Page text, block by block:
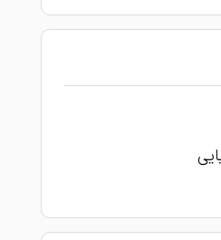
جلوییم دچار شکستگی
عمومی و حتی متخصص
دوام داشت، ولی ایشون
حتی تا یکسال گارانتی
رفتار حرفه ای پرسنل
و بسیار راضی بودم